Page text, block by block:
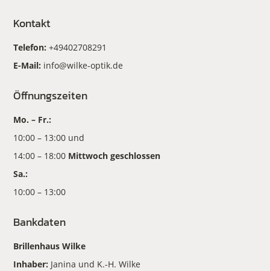
Kontakt
Telefon:+49402708291
E-Mail: info@wilke-optik.de
Öffnungszeiten
Mo. – Fr.:
10:00 – 13:00 und
14:00 – 18:00 Mittwoch geschlossen
Sa.:
10:00 – 13:00
Bankdaten
Brillenhaus Wilke
Inhaber: Janina und K.-H. Wilke